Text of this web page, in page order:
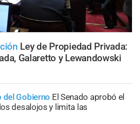
Ley de Propiedad Privada:
Galaretto y Lewandowski
del Gobierno El Senado aprobó el
desalojos y limita las